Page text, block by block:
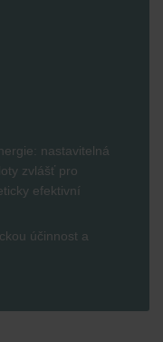
nastavitelná
zvlášť pro
efektivní
účinnost a